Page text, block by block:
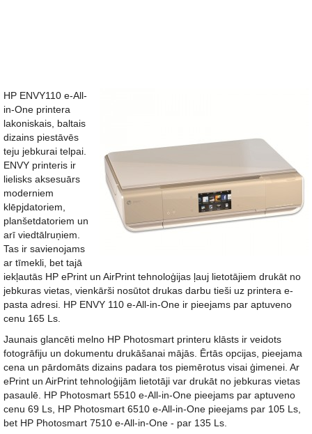
HP ENVY110 e-All-
in-One printera
lakoniskais, baltais
dizains piestāvēs
teju jebkurai telpai.
ENVY printeris ir
lielisks aksesuārs
moderniem
klēpjdatoriem,
planšetdatoriem un
arī viedtālruņiem.
Tas ir savienojams
ar tīmekli, bet tajā
iekļautās HP ePrint un AirPrint tehnoloģijas ļauj lietotājiem drukāt no
jebkuras vietas, vienkārši nosūtot drukas darbu tieši uz printera e-
pasta adresi. HP ENVY 110 e-All-in-One ir pieejams par aptuveno
cenu 165 Ls.
Jaunais glancēti melno HP Photosmart printeru klāsts ir veidots
fotogrāfiju un dokumentu drukāšanai mājās. Ērtās opcijas, pieejama
cena un pārdomāts dizains padara tos piemērotus visai ģimenei. Ar
ePrint un AirPrint tehnoloģijām lietotāji var drukāt no jebkuras vietas
pasaulē. HP Photosmart 5510 e-All-in-One pieejams par aptuveno
cenu 69 Ls, HP Photosmart 6510 e-All-in-One pieejams par 105 Ls,
bet HP Photosmart 7510 e-All-in-One - par 135 Ls.